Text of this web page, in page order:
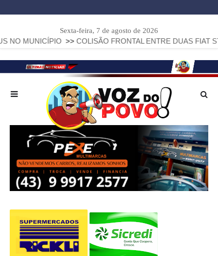
Sexta-feira, 7 de agosto de 2026
>> COLISÃO FRONTAL ENTRE DUAS FIAT STRADA